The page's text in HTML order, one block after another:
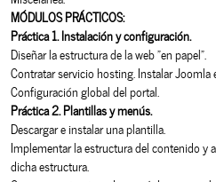
MÓDULOS PRÁCTICOS:
Práctica 1. Instalación y configuración.
Diseñar la estructura de la web “en papel”.
Contratar servicio hosting. Instalar Joomla
Configuración global del portal.
Práctica 2. Plantillas y menús.
Descargar e instalar una plantilla.
Implementar la estructura del contenido y
dicha estructura.